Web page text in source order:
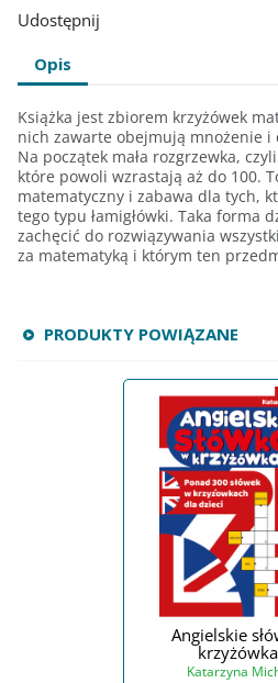
Udostępnij
Opis
Książka jest zbiorem krzyżówek
nich zawarte obejmują mnożenie i
Na początek mała rozgrzewka,
które powoli wzrastają aż do 100.
matematyczny i zabawa dla tych,
tego typu łamigłówki. Taka forma
zachęcić do rozwiązywania
za matematyką i którym ten
PRODUKTY POWIĄZANE
Angielskie
Katarzyna